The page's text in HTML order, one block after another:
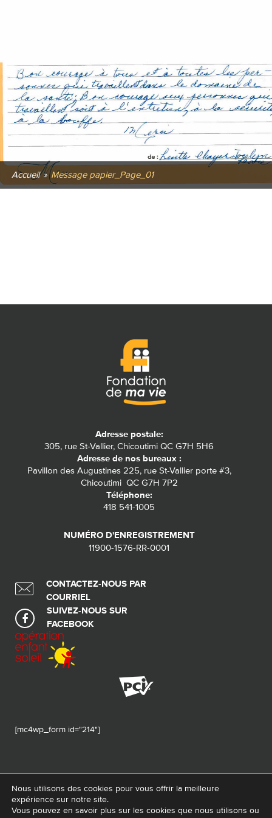
Accueil » Message papier_Page_01
Adresse postale:
305, rue St-Vallier, Chicoutimi QC G7H 5H6
Adresse de nos bureaux :
Pavillon des Augustines 225, rue St-Vallier porte #3,
Chicoutimi QC G7H 7P2
Téléphone:
418 541-1005
NUMÉRO D'ENREGISTREMENT
11900-1576-RR-0001
CONTACTEZ-NOUS PAR
COURRIEL
SUIVEZ-NOUS SUR
FACEBOOK
[mc4wp_form id="214"]
© 2026 Tous droits réservés - Fondation de ma vie – Pour la santé de la
Nous utilisons des cookies pour vous offrir la meilleure
expérience sur notre site.
Vous pouvez en savoir plus sur les cookies que nous utilisons ou